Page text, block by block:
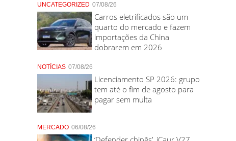
UNCATEGORIZED 07/08/26
Carros eletrificados são um
quarto do mercado e fazem
importações da China
dobrarem em 2026
NOTÍCIAS 07/08/26
Licenciamento SP 2026: grupo
tem até o fim de agosto para
pagar sem multa
MERCADO 06/08/26